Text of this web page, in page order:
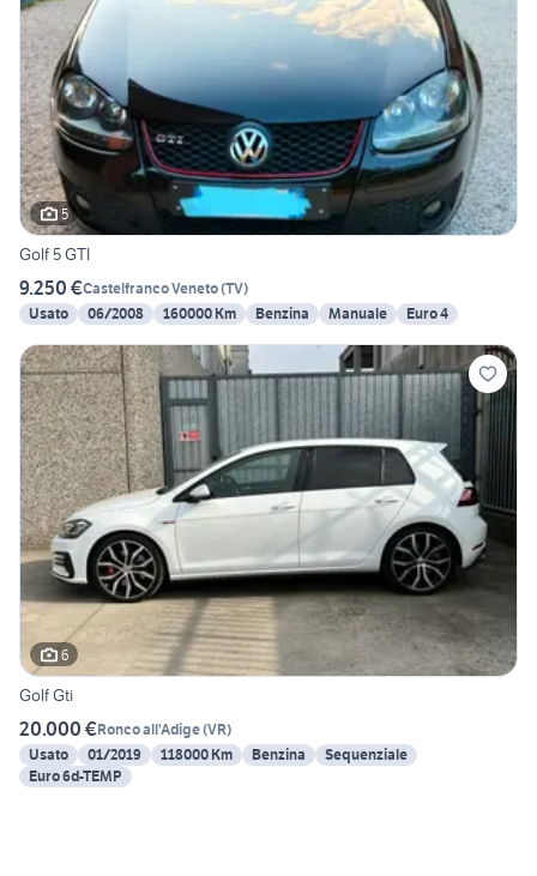
5
Golf 5 GTI
9.250 €Castelfranco Veneto(TV)
Usato
06/2008 160000 Km Benzina Manuale Euro 4
6
Golf Gti
20.000 €Ronco all'Adige(VR)
Usato
01/2019 118000 Km Benzina
Sequenziale
Euro 6d-TEMP